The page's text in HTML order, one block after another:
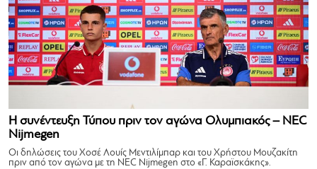
Η συνέντευξη Τύπου πριν τον αγώνα Ολυμπιακός – NEC
Nijmegen
Οι δηλώσεις του Χοσέ Λουίς Μεντιλίμπαρ και του Χρήστου Μουζακίτη
πριν από τον αγώνα με τη NEC Nijmegen στο «Γ. Καραϊσκάκης».